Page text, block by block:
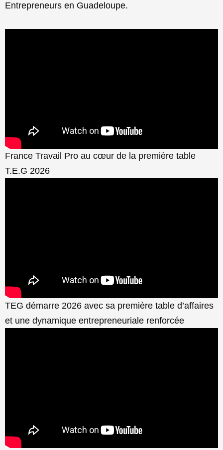
Entrepreneurs en Guadeloupe.
France Travail Pro au cœur de la première table
T.E.G 2026
TEG démarre 2026 avec sa première table d’affaires
et une dynamique entrepreneuriale renforcée